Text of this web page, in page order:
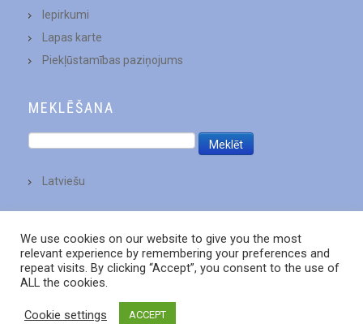
Iepirkumi
Lapas karte
Piekļūstamības paziņojums
MEKLĒŠANA
Latviešu
We use cookies on our website to give you the most
relevant experience by remembering your preferences and
repeat visits. By clicking “Accept”, you consent to the use of
ALL the cookies.
Cookie settings ACCEPT